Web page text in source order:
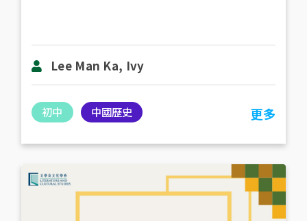
Lee Man Ka, Ivy
初中 中國歷史 更多